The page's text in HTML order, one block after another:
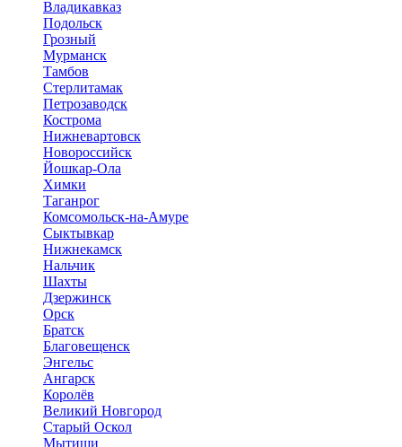
Владикавказ
Подольск
Грозный
Мурманск
Тамбов
Стерлитамак
Петрозаводск
Кострома
Нижневартовск
Новороссийск
Йошкар-Ола
Химки
Таганрог
Комсомольск-на-Амуре
Сыктывкар
Нижнекамск
Нальчик
Шахты
Дзержинск
Орск
Братск
Благовещенск
Энгельс
Ангарск
Королёв
Великий Новгород
Старый Оскол
Мытищи